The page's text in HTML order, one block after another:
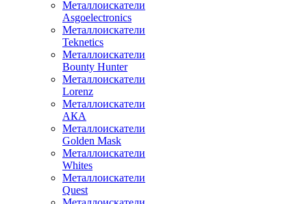
Металлоискатели
Asgoelectronics
Металлоискатели
Teknetics
Металлоискатели
Bounty Hunter
Металлоискатели
Lorenz
Металлоискатели
АКА
Металлоискатели
Golden Mask
Металлоискатели
Whites
Металлоискатели
Quest